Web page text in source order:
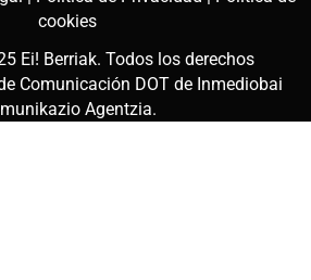
cookies
Ei! Berriak. Todos los derechos
Comunicación DOT de Inmediobai
Agentzia.